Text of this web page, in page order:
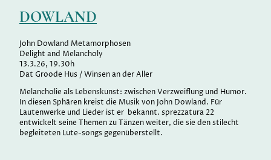
DOWLAND
John Dowland Metamorphosen
Delight and Melancholy
13.3.26, 19.30h
Dat Groode Hus / Winsen an der Aller
Melancholie als Lebenskunst: zwischen Verzweiflung und Humor.
In diesen Sphären kreist die Musik von John Dowland. Für
Lautenwerke und Lieder ist er bekannt. sprezzatura 22
entwickelt seine Themen zu Tänzen weiter, die sie den stilecht
begleiteten Lute-songs gegenüberstellt.